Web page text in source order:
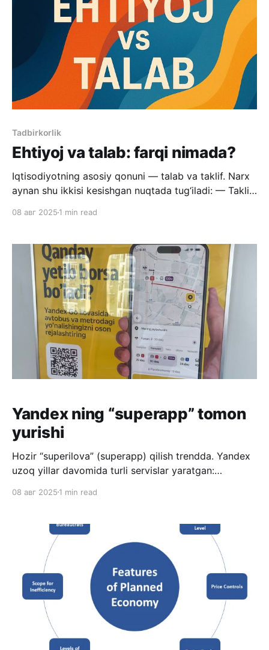
planetar masshtabda aloqani ta’
Tadbirkorlik
Ehtiyoj va talab: farqi nimada?
Iqtisodiyotning asosiy qonuni — talab va taklif. Narx
aynan shu ikkisi kesishgan nuqtada tug‘iladi: — Taklif
xohlaysiz, lekin mashinaga pulingiz yo‘q. Bu —
ehtiyoj. Ammo talab
08 авг 2025 1 min read
Yandex ning “superapp” tomon
yurishi
Hozir “superilova” (superapp) qilish trendda. Yandex
uzoq yillar davomida turli servislar yaratgan:
(navigator), Yandex.Lavka, Yandex.Market va
ilovasi ichiga jamlashni boshladi, va asos sifatida eng
ko’p ishlatiladigan Yandex.Taxi olindi. Ko’pchilikka bu
08 авг 2025 1 min read